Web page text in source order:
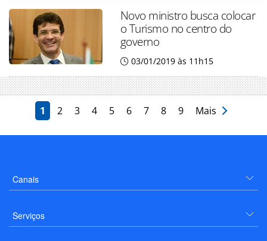
Novo ministro busca colocar
o Turismo no centro do
governo
03/01/2019 às 11h15
1 2 3 4 5 6 7 8 9 Mais
Canais
Serviços